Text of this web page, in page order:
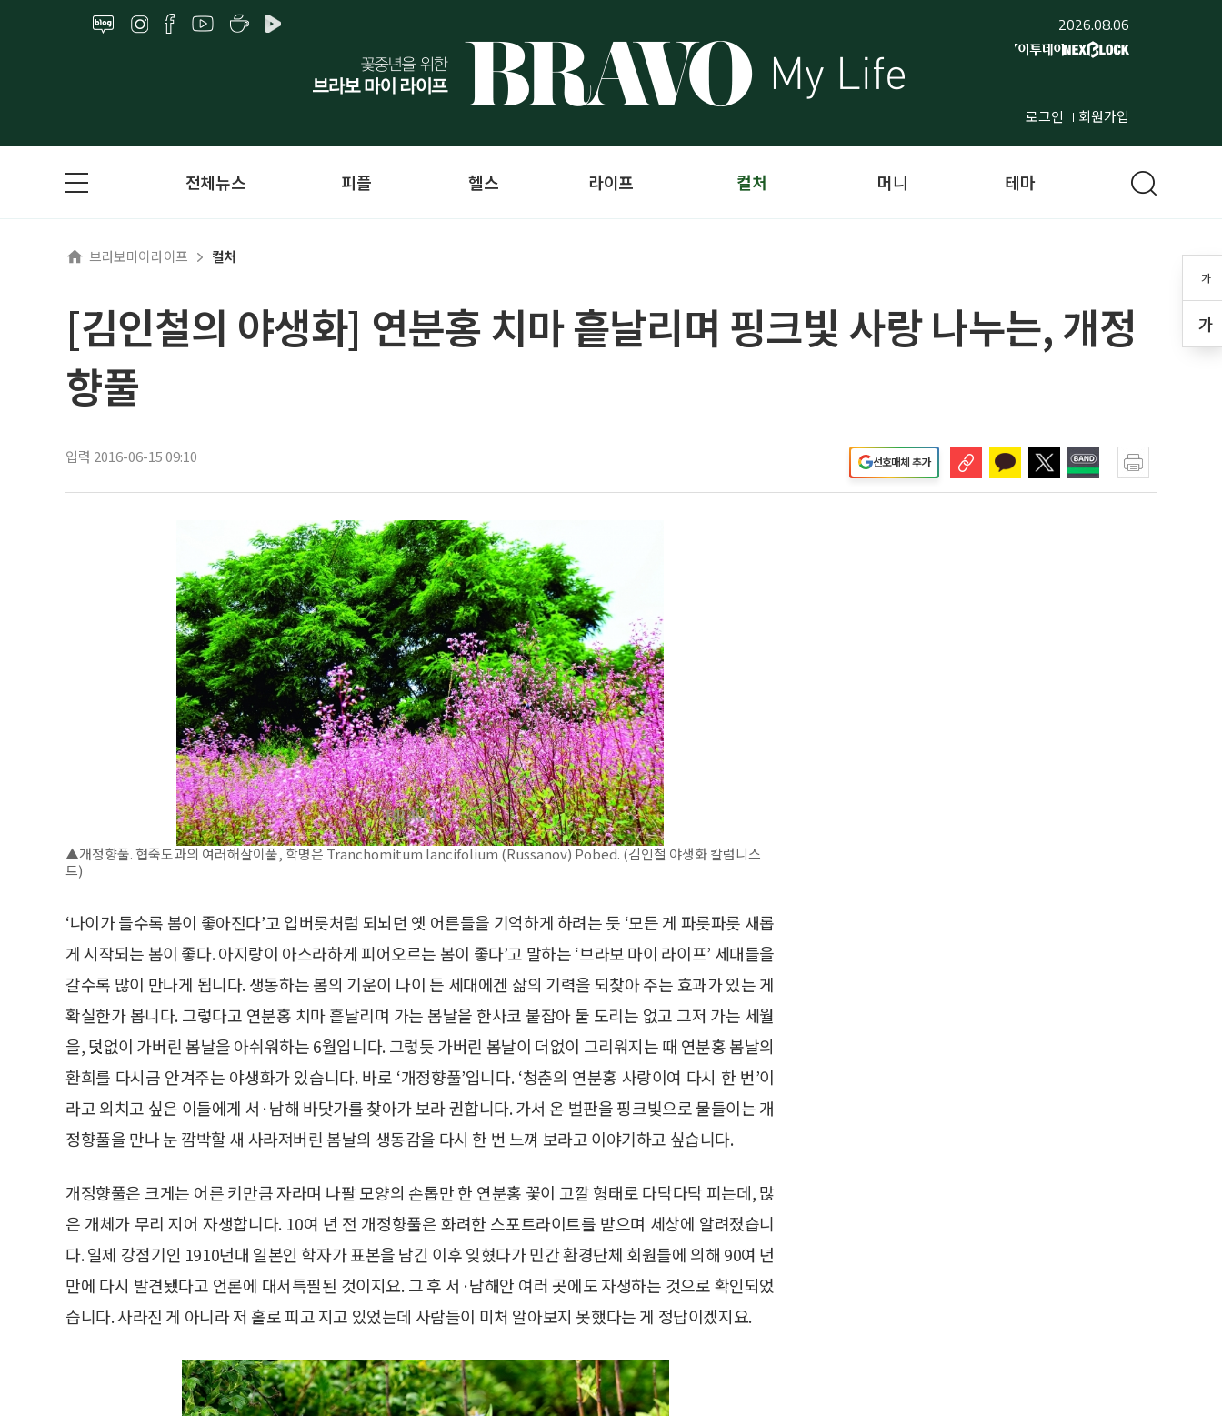
2026.08.06
로그인 회원가입
가
가
전체뉴스 피플 헬스 라이프 컬처 머니 테마
브라보마이라이프 컬처
[김인철의 야생화] 연분홍 치마 흩날리며 핑크빛 사랑 나누는, 개정
향풀
입력 2016-06-15 09:10 선호매체 추가
▲개정향풀. 협죽도과의 여러해살이풀, 학명은 Tranchomitum lancifolium (Russanov) Pobed. (김인철 야생화 칼럼니스
트)
‘나이가 들수록 봄이 좋아진다’고 입버릇처럼 되뇌던 옛 어른들을 기억하게 하려는 듯 ‘모든 게 파릇파릇 새롭
게 시작되는 봄이 좋다. 아지랑이 아스라하게 피어오르는 봄이 좋다’고 말하는 ‘브라보 마이 라이프’ 세대들을
갈수록 많이 만나게 됩니다. 생동하는 봄의 기운이 나이 든 세대에겐 삶의 기력을 되찾아 주는 효과가 있는 게
확실한가 봅니다. 그렇다고 연분홍 치마 흩날리며 가는 봄날을 한사코 붙잡아 둘 도리는 없고 그저 가는 세월
을, 덧없이 가버린 봄날을 아쉬워하는 6월입니다. 그렇듯 가버린 봄날이 더없이 그리워지는 때 연분홍 봄날의
환희를 다시금 안겨주는 야생화가 있습니다. 바로 ‘개정향풀’입니다. ‘청춘의 연분홍 사랑이여 다시 한 번’이
라고 외치고 싶은 이들에게 서·남해 바닷가를 찾아가 보라 권합니다. 가서 온 벌판을 핑크빛으로 물들이는 개
정향풀을 만나 눈 깜박할 새 사라져버린 봄날의 생동감을 다시 한 번 느껴 보라고 이야기하고 싶습니다.
개정향풀은 크게는 어른 키만큼 자라며 나팔 모양의 손톱만 한 연분홍 꽃이 고깔 형태로 다닥다닥 피는데, 많
은 개체가 무리 지어 자생합니다. 10여 년 전 개정향풀은 화려한 스포트라이트를 받으며 세상에 알려졌습니
다. 일제 강점기인 1910년대 일본인 학자가 표본을 남긴 이후 잊혔다가 민간 환경단체 회원들에 의해 90여 년
만에 다시 발견됐다고 언론에 대서특필된 것이지요. 그 후 서·남해안 여러 곳에도 자생하는 것으로 확인되었
습니다. 사라진 게 아니라 저 홀로 피고 지고 있었는데 사람들이 미처 알아보지 못했다는 게 정답이겠지요.